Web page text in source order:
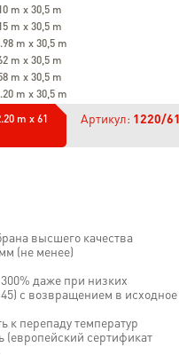
m x 30,5 m
m x 30,5 m
m x 30,5 m
m x 30,5 m
m x 30,5 m
m x 30,5 m
m x 61
Артикул: 1220/
высшего качества
(не менее)
даже при низких
с возвращением в исходное
к перепаду температур
(европейский сертификат